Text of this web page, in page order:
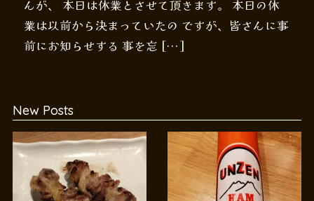
んが、 本日は休業とさせて頂きます。 本日の休
業は以前から決まっていたの ですが、皆さんに事
前にお知らせする 事を忘 […]
New Posts